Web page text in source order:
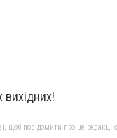
щоб повідомити про це редакцію